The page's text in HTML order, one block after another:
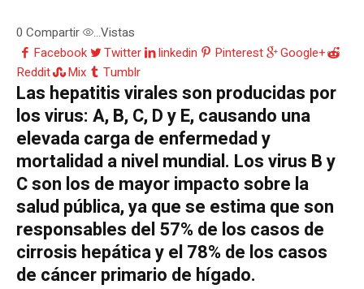
0 Compartir ...Vistas
Facebook
Twitter linkedin Pinterest
Google+
Reddit
Mix Tumblr
Las hepatitis virales son producidas por
los virus: A, B, C, D y E, causando una
elevada carga de enfermedad y
mortalidad a nivel mundial. Los virus B y
C son los de mayor impacto sobre la
salud pública, ya que se estima que son
responsables del 57% de los casos de
cirrosis hepática y el 78% de los casos
de cáncer primario de hígado.